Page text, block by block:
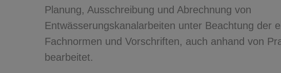
Planung, Ausschreibung und Abrechnung von
Entwässerungskanalarbeiten unter Beachtung der
Fachnormen und Vorschriften, auch anhand von
bearbeitet.